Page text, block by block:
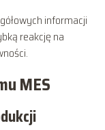
informacji
reakcję na
MES